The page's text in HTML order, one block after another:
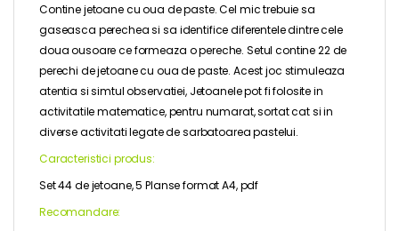
Contine jetoane cu oua de paste. Cel mic trebuie sa
gaseasca perechea si sa identifice diferentele dintre cele
doua ousoare ce formeaza o pereche. Setul contine 22 de
perechi de jetoane cu oua de paste. Acest joc stimuleaza
atentia si simtul observatiei, Jetoanele pot fi folosite in
activitatile matematice, pentru numarat, sortat cat si in
diverse activitati legate de sarbatoarea pastelui.
Caracteristici produs:
Set 44 de jetoane, 5 Planse format A4, pdf
Recomandare: